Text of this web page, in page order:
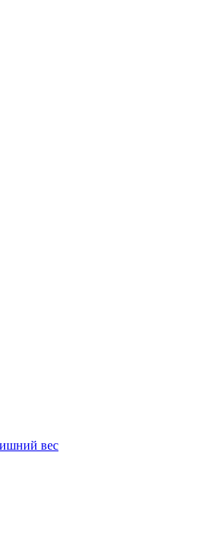
вес